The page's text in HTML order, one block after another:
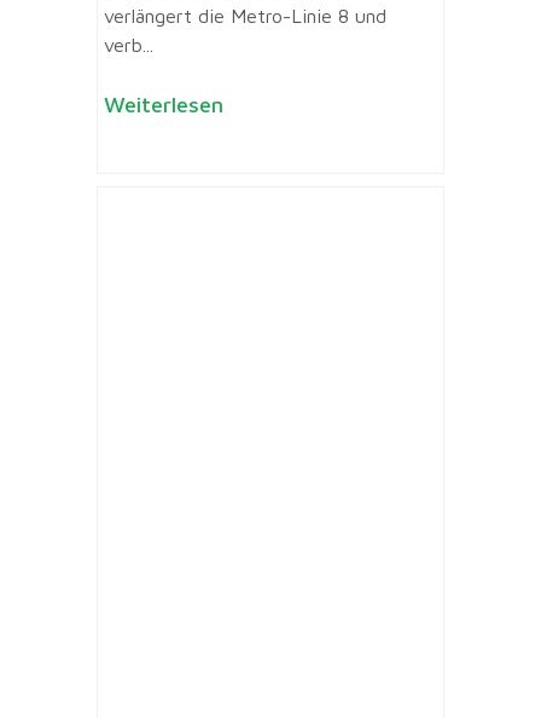
verlängert die Metro-Linie 8 und
verb...
Weiterlesen